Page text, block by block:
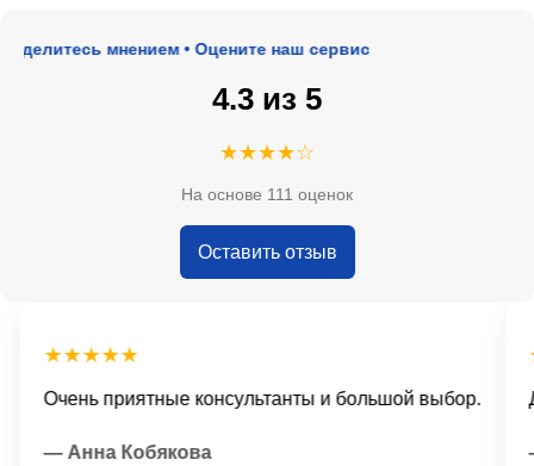
мнением • Оцените наш сервис
4.3 из 5
★★★★☆
На основе 111 оценок
Оставить отзыв
★★★★★
Очень приятные консультанты и большой выбор.
— Анна Кобякова —